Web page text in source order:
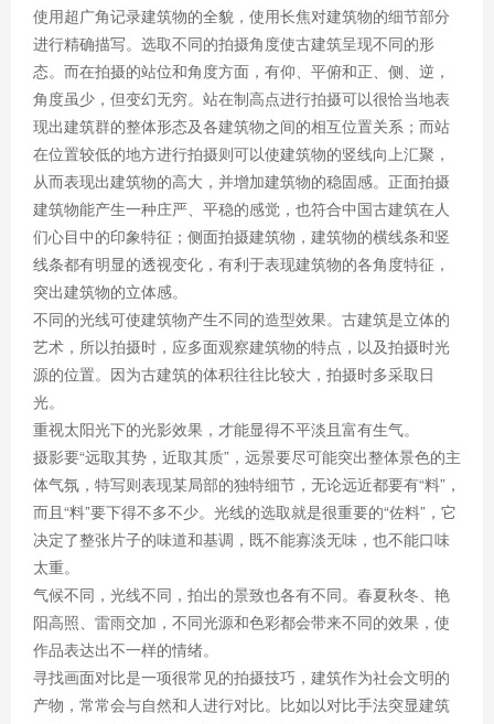
使用超广角记录建筑物的全貌，使用长焦对建筑物的细节部分
进行精确描写。选取不同的拍摄角度使古建筑呈现不同的形
态。而在拍摄的站位和角度方面，有仰、平俯和正、侧、逆，
角度虽少，但变幻无穷。站在制高点进行拍摄可以很恰当地表
现出建筑群的整体形态及各建筑物之间的相互位置关系；而站
在位置较低的地方进行拍摄则可以使建筑物的竖线向上汇聚，
从而表现出建筑物的高大，并增加建筑物的稳固感。正面拍摄
建筑物能产生一种庄严、平稳的感觉，也符合中国古建筑在人
们心目中的印象特征；侧面拍摄建筑物，建筑物的横线条和竖
线条都有明显的透视变化，有利于表现建筑物的各角度特征，
突出建筑物的立体感。
不同的光线可使建筑物产生不同的造型效果。古建筑是立体的
艺术，所以拍摄时，应多面观察建筑物的特点，以及拍摄时光
源的位置。因为古建筑的体积往往比较大，拍摄时多采取日
光。
重视太阳光下的光影效果，才能显得不平淡且富有生气。
摄影要“远取其势，近取其质”，远景要尽可能突出整体景色的主
体气氛，特写则表现某局部的独特细节，无论远近都要有“料”，
而且“料”要下得不多不少。光线的选取就是很重要的“佐料”，它
决定了整张片子的味道和基调，既不能寡淡无味，也不能口味
太重。
气候不同，光线不同，拍出的景致也各有不同。春夏秋冬、艳
阳高照、雷雨交加，不同光源和色彩都会带来不同的效果，使
作品表达出不一样的情绪。
寻找画面对比是一项很常见的拍摄技巧，建筑作为社会文明的
产物，常常会与自然和人进行对比。比如以对比手法突显建筑